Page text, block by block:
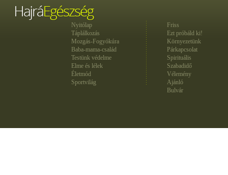
Nyitólap
Táplálkozás
Mozgás-Fogyókúra
Baba-mama-család
Testünk védelme
Elme és lélek
Életmód
Sportvilág
Friss
Ezt próbáld ki!
Környezetünk
Párkapcsolat
Spirituális
Szabadidő
Vélemény
Ajánló
Bulvár